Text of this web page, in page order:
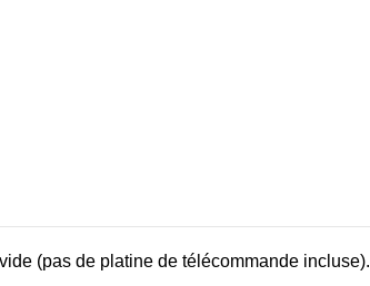
(pas de platine de télécommande incluse).